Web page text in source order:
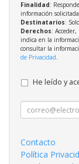
Finalidad:
información
Destinatarios:
Derechos:
indica en la
consultar la
de Privacidad.
He leído y
Contacto
Política